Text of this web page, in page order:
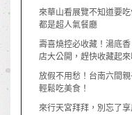
來華山看展覽不知道要
都是超人氣餐廳
壽喜燒控必收藏！湯底
店大公開，趕快收藏起來
放假不用愁！台南六間
輕鬆吃美食！
來行天宮拜拜，別忘了